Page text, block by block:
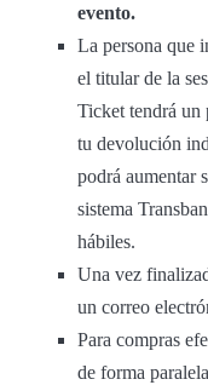
evento.
La persona que
el titular de la
Ticket tendrá un
tu devolución
podrá aumentar
sistema
hábiles.
Una vez
un correo
Para compras
de forma